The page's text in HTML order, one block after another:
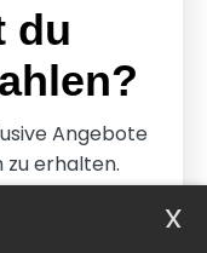
10:00–14:00
x
du
Angebote
erhalten.